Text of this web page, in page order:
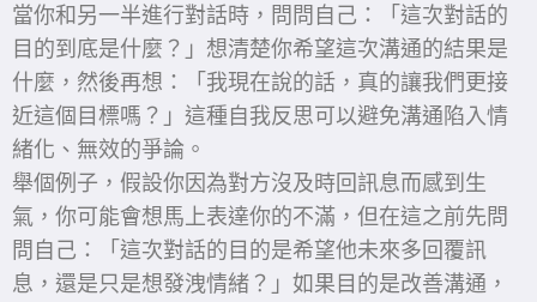
當你和另一半進行對話時，問問自己：「這次對話的
目的到底是什麼？」想清楚你希望這次溝通的結果是
什麼，然後再想：「我現在說的話，真的讓我們更接
近這個目標嗎？」這種自我反思可以避免溝通陷入情
緒化、無效的爭論。
舉個例子，假設你因為對方沒及時回訊息而感到生
氣，你可能會想馬上表達你的不滿，但在這之前先問
問自己：「這次對話的目的是希望他未來多回覆訊
息，還是只是想發洩情緒？」如果目的是改善溝通，